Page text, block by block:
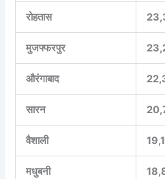
रोहतास
मुजफ्फरपुर
औरंगाबाद
सारन
वैशाली
मधुबनी